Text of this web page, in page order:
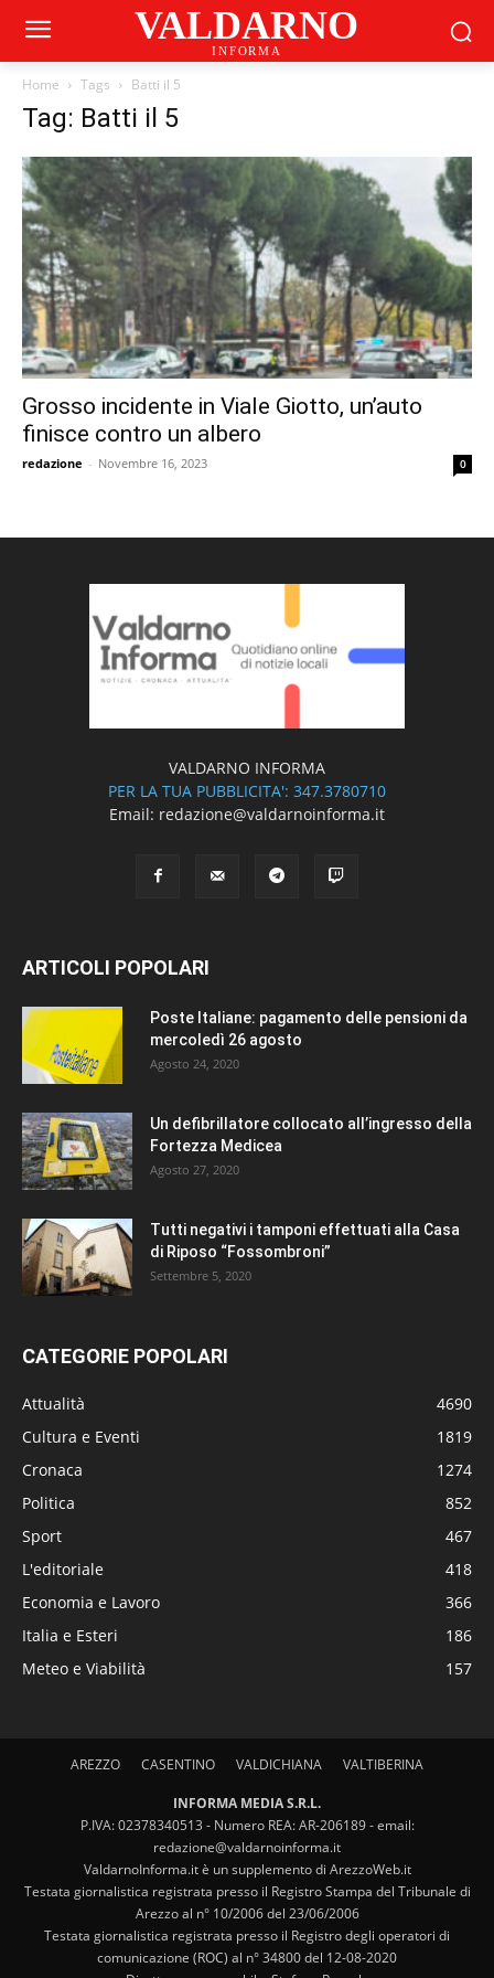
VALDARNO
INFORMA
Home Tags Batti il 5
Tag: Batti il 5
Grosso incidente in Viale Giotto, un’auto
finisce contro un albero
redazione - Novembre 16, 2023 0
VALDARNO INFORMA
PER LA TUA PUBBLICITA': 347.3780710
Email: redazione@valdarnoinforma.it
ARTICOLI POPOLARI
Poste Italiane: pagamento delle pensioni da
mercoledì 26 agosto
Agosto 24, 2020
Un defibrillatore collocato all’ingresso della
Fortezza Medicea
Agosto 27, 2020
Tutti negativi i tamponi effettuati alla Casa
di Riposo “Fossombroni”
Settembre 5, 2020
CATEGORIE POPOLARI
Attualità
4690
Cultura e Eventi
1819
Cronaca
1274
Politica
852
Sport
467
L'editoriale
418
Economia e Lavoro
366
Italia e Esteri
186
Meteo e Viabilità
157
AREZZO CASENTINO VALDICHIANA VALTIBERINA
INFORMA MEDIA S.R.L.
P.IVA: 02378340513 - Numero REA: AR-206189 - email:
redazione@valdarnoinforma.it
ValdarnoInforma.it è un supplemento di ArezzoWeb.it
Testata giornalistica registrata presso il Registro Stampa del Tribunale di
Arezzo al n° 10/2006 del 23/06/2006
Testata giornalistica registrata presso il Registro degli operatori di
comunicazione (ROC) al n° 34800 del 12-08-2020